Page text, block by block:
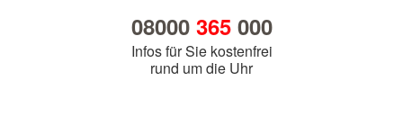
08000 365000
Infos für Sie kostenfrei
rund um die Uhr